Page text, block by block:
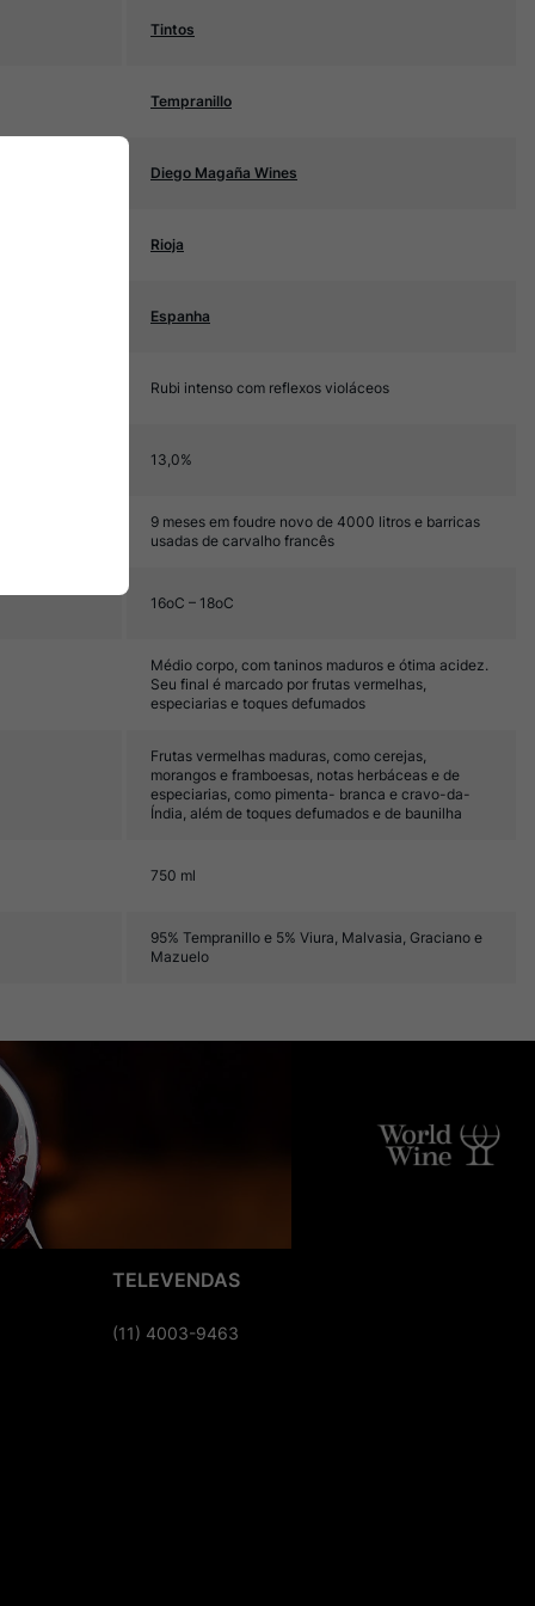
Tintos
Tempranillo
Diego Magaña Wines
Rioja
Espanha
Rubi intenso com reflexos violáceos
13,0%
9 meses em foudre novo de 4000 litros e barricas
usadas de carvalho francês
16oC – 18oC
Médio corpo, com taninos maduros e ótima acidez.
Seu final é marcado por frutas vermelhas,
especiarias e toques defumados
Frutas vermelhas maduras, como cerejas,
morangos e framboesas, notas herbáceas e de
especiarias, como pimenta- branca e cravo-da-
Índia, além de toques defumados e de baunilha
750 ml
95% Tempranillo e 5% Viura, Malvasia, Graciano e
Mazuelo
TELEVENDAS
(11) 4003-9463